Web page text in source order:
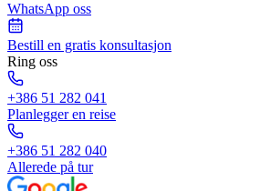
WhatsApp oss
Bestill en gratis konsultasjon
Ring oss
+386 51 282 041
Planlegger en reise
+386 51 282 040
Allerede på tur